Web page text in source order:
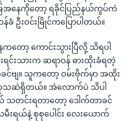
နေကိုတော့ ရခိုင်ပြည်နယ်ကွပ်ကဲ
န်ခံ ဦးဝင်းမြိုင်ကပြောပါတယ်။
ကတော့ ကောင်းသွားပြီလို့ သိရပါ
င်းသားက ဆရာဝန် ဓားထိုးခံရတဲ့
ဗျ။ သူကတော့ ဝမ်းဗိုက်မှာ အထိုး
သဆဲရှိတယ်။ အဲလောက်ပဲ သိပါ
သတင်းရတာတော့ ဒေါက်တာခင်
ရယ်နဲ့ စုစုပေါင်း လေးယောက်